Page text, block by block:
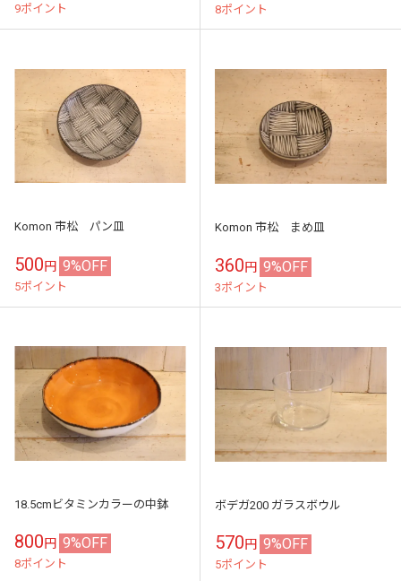
9ポイント 8ポイント
Komon 市松 パン皿
500円 9%OFF
5ポイント
Komon 市松 まめ皿
360円 9%OFF
3ポイント
18.5cmビタミンカラーの中鉢
800円 9%OFF
8ポイント
ボデガ200 ガラスボウル
570円 9%OFF
5ポイント